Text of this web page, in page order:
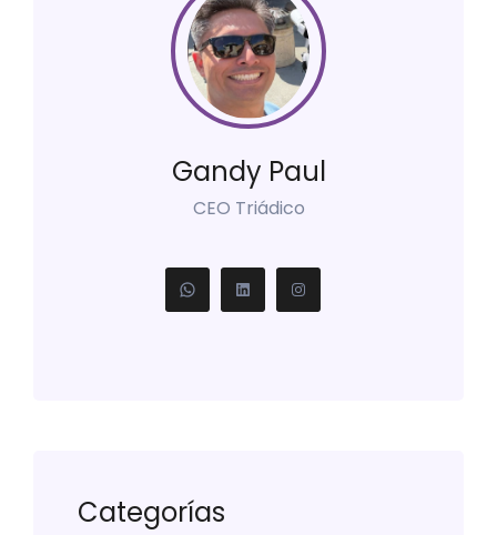
Gandy Paul
CEO Triádico
Categorías